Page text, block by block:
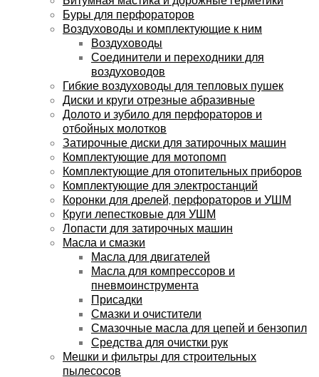
Буры для перфораторов
Воздуховоды и комплектующие к ним
Воздуховоды
Соединители и переходники для
воздуховодов
Гибкие воздуховоды для тепловых пушек
Диски и круги отрезные абразивные
Долото и зубило для перфораторов и
отбойных молотков
Затирочные диски для затирочных машин
Комплектующие для мотопомп
Комплектующие для отопительных приборов
Комплектующие для электростанций
Коронки для дрелей, перфораторов и УШМ
Круги лепестковые для УШМ
Лопасти для затирочных машин
Масла и смазки
Масла для двигателей
Масла для компрессоров и
пневмоинструмента
Присадки
Смазки и очистители
Смазочные масла для цепей и бензопил
Средства для очистки рук
Мешки и фильтры для строительных
пылесосов